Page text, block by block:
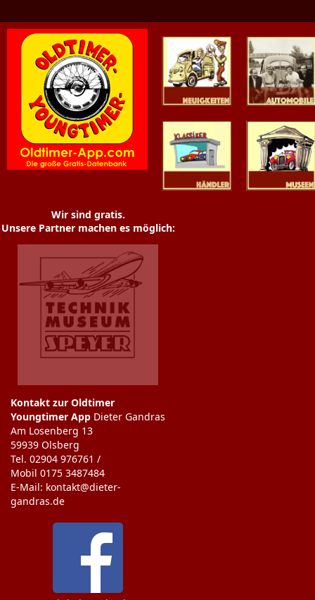
Youngtimer
Wir sind gratis.
Unsere Partner machen es möglich:
Kontakt zur Oldtimer
Youngtimer App Dieter Gandras
Am Losenberg 13
59939 Olsberg
Tel. 02904 976761 /
Mobil 0175 3487484
E-Mail: kontakt@dieter-
gandras.de